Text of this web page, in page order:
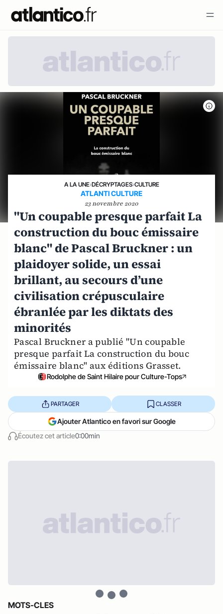
A LA UNE›DÉCRYPTAGES›CULTURE
ATLANTI CULTURE
23 novembre 2020
"Un coupable presque parfait La
construction du bouc émissaire
blanc" de Pascal Bruckner : un
plaidoyer solide, un essai
brillant, au secours d’une
civilisation crépusculaire
ébranlée par les diktats des
minorités
Pascal Bruckner a publié "Un coupable
presque parfait La construction du bouc
émissaire blanc" aux éditions Grasset.
Rodolphe de Saint Hilaire pour Culture-Tops
Écoutez cet article0:00min
PARTAGER CLASSER
Ajouter Atlantico en favori sur Google
MOTS-CLES